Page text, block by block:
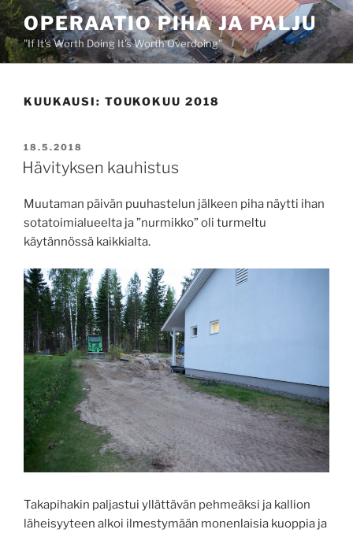
Siirry
sisältöönOPERAATIO PIHA JA PALJU
"If It's Worth Doing It's Worth Overdoing"
KUUKAUSI: TOUKOKUU 2018
JULKAISTU
18.5.2018
Hävityksen kauhistus
Muutaman päivän puuhastelun jälkeen piha näytti ihan
sotatoimialueelta ja ”nurmikko” oli turmeltu
käytännössä kaikkialta.
Takapihakin paljastui yllättävän pehmeäksi ja kallion
läheisyyteen alkoi ilmestymään monenlaisia kuoppia ja